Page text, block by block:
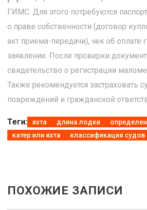
ГИМС. Для этого потребуются
о праве собственности (договор
акт приема-передачи), чек об оплате
заявление. После проверки
свидетельство о регистрации
Также рекомендуется застраховать
повреждений и гражданской
Теги: яхта длина лодки
катер или яхта
классификация судов
ПОХОЖИЕ ЗАПИСИ